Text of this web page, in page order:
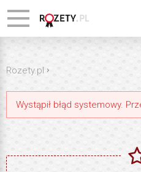
Rozety.pl ›
Wystąpił błąd systemowy.